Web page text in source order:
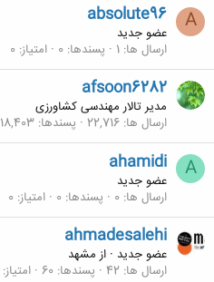
A
absolute96
عضو جدید
ارسال ها 1 پسندها 0 امتیاز 0
afsoon6282
مدیر تالار مهندسی كشاورزی
ارسال ها 22,716 پسندها 18,403
A
ahamidi
عضو جدید
ارسال ها 0 پسندها 0 امتیاز 0
ahmadesalehi
عضو جدید · از مشهد
ارسال ها 42 پسندها 60 امتیاز